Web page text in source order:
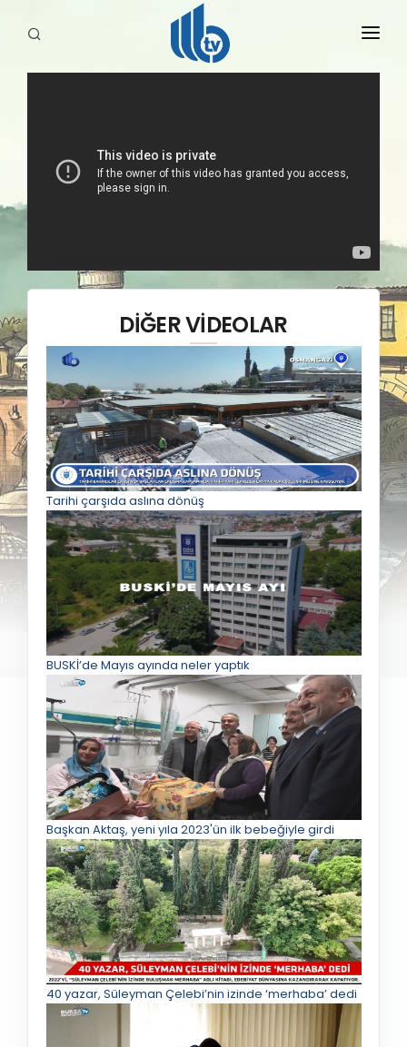
YAYINLARIMIZ
DİĞER VİDEOLAR
Tarihi çarşıda aslına dönüş
BUSKİ’de Mayıs ayında neler yaptık
Başkan Aktaş, yeni yıla 2023'ün ilk bebeğiyle girdi
40 yazar, Süleyman Çelebi’nin izinde ‘merhaba’ dedi